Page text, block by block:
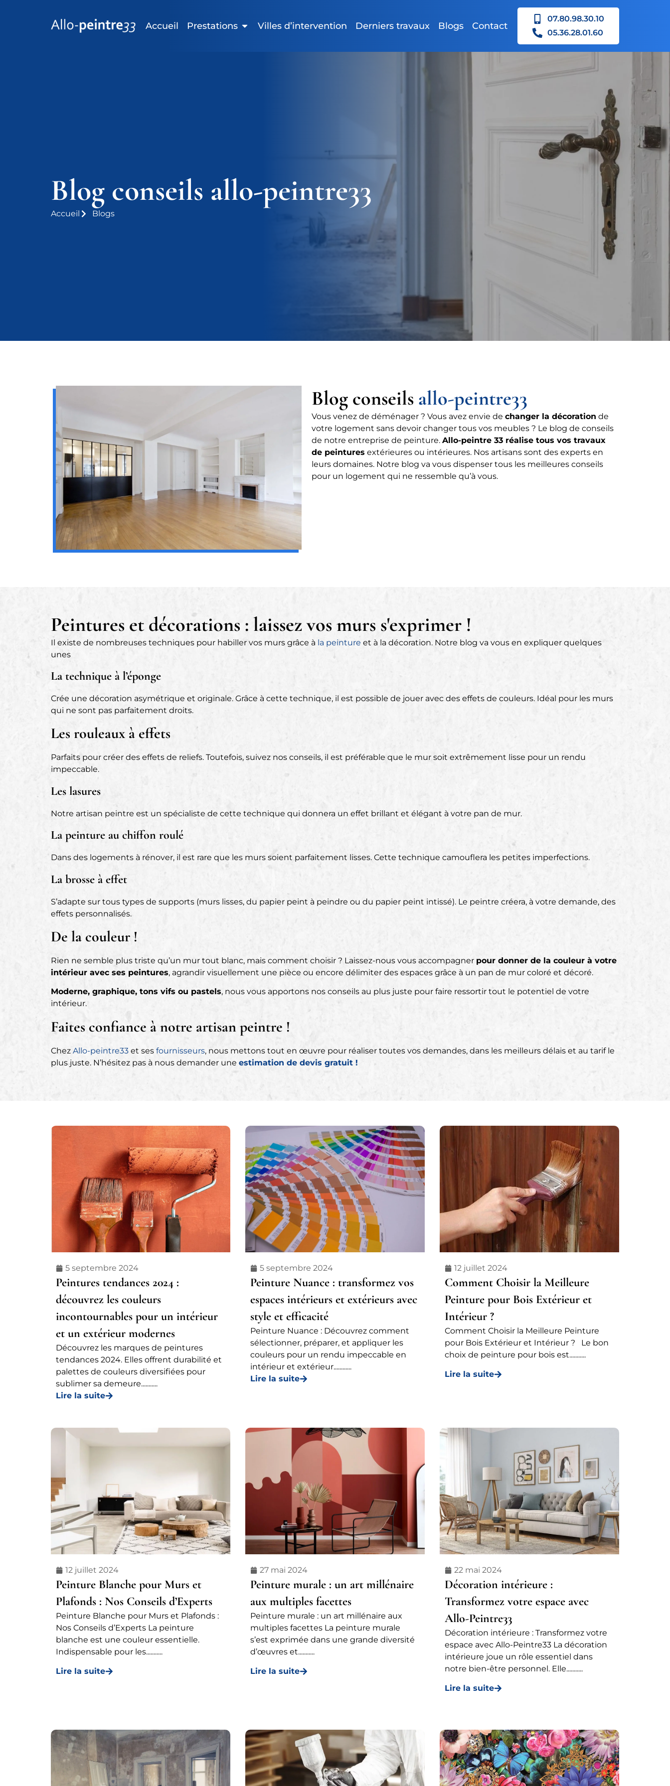
Accueil Prestations Villes d’intervention Derniers travaux Blogs Contact
07.80.98.30.10
05.36.28.01.60
Blog conseils allo-peintre33
Accueil Blogs
Blog conseils allo-peintre33
Vous venez de déménager ? Vous avez envie de changer la décoration de
votre logement sans devoir changer tous vos meubles ? Le blog de conseils
de notre entreprise de peinture. Allo-peintre 33 réalise tous vos travaux
de peintures extérieures ou intérieures. Nos artisans sont des experts en
leurs domaines. Notre blog va vous dispenser tous les meilleures conseils
pour un logement qui ne ressemble qu’à vous.
Peintures et décorations : laissez vos murs s'exprimer !
Il existe de nombreuses techniques pour habiller vos murs grâce à la peinture et à la décoration. Notre blog va vous en expliquer quelques
unes
La technique à l’éponge
Crée une décoration asymétrique et originale. Grâce à cette technique, il est possible de jouer avec des effets de couleurs. Idéal pour les murs
qui ne sont pas parfaitement droits.
Les rouleaux à effets
Parfaits pour créer des effets de reliefs. Toutefois, suivez nos conseils, il est préférable que le mur soit extrêmement lisse pour un rendu
impeccable.
Les lasures
Notre artisan peintre est un spécialiste de cette technique qui donnera un effet brillant et élégant à votre pan de mur.
La peinture au chiffon roulé
Dans des logements à rénover, il est rare que les murs soient parfaitement lisses. Cette technique camouflera les petites imperfections.
La brosse à effet
S’adapte sur tous types de supports (murs lisses, du papier peint à peindre ou du papier peint intissé). Le peintre créera, à votre demande, des
effets personnalisés.
De la couleur !
Rien ne semble plus triste qu’un mur tout blanc, mais comment choisir ? Laissez-nous vous accompagner pour donner de la couleur à votre
intérieur avec ses peintures, agrandir visuellement une pièce ou encore délimiter des espaces grâce à un pan de mur coloré et décoré.
Moderne, graphique, tons vifs ou pastels, nous vous apportons nos conseils au plus juste pour faire ressortir tout le potentiel de votre
intérieur.
Faites confiance à notre artisan peintre !
Chez Allo-peintre33 et ses fournisseurs, nous mettons tout en œuvre pour réaliser toutes vos demandes, dans les meilleurs délais et au tarif le
plus juste. N’hésitez pas à nous demander une estimation de devis gratuit !
5 septembre 2024
Peintures tendances 2024 :
découvrez les couleurs
incontournables pour un intérieur
et un extérieur modernes
Découvrez les marques de peintures
tendances 2024. Elles offrent durabilité et
palettes de couleurs diversifiées pour
sublimer sa demeure...........
Lire la suite
5 septembre 2024
Peinture Nuance : transformez vos
espaces intérieurs et extérieurs avec
style et efficacité
Peinture Nuance : Découvrez comment
sélectionner, préparer, et appliquer les
couleurs pour un rendu impeccable en
intérieur et extérieur............
Lire la suite
12 juillet 2024
Comment Choisir la Meilleure
Peinture pour Bois Extérieur et
Intérieur ?
Comment Choisir la Meilleure Peinture
pour Bois Extérieur et Intérieur ? Le bon
choix de peinture pour bois est...........
Lire la suite
12 juillet 2024
Peinture Blanche pour Murs et
Plafonds : Nos Conseils d’Experts
Peinture Blanche pour Murs et Plafonds :
Nos Conseils d’Experts La peinture
blanche est une couleur essentielle.
Indispensable pour les...........
Lire la suite
27 mai 2024
Peinture murale : un art millénaire
aux multiples facettes
Peinture murale : un art millénaire aux
multiples facettes La peinture murale
s’est exprimée dans une grande diversité
d’œuvres et...........
Lire la suite
22 mai 2024
Décoration intérieure :
Transformez votre espace avec
Allo-Peintre33
Décoration intérieure : Transformez votre
espace avec Allo-Peintre33 La décoration
intérieure joue un rôle essentiel dans
notre bien-être personnel. Elle...........
Lire la suite